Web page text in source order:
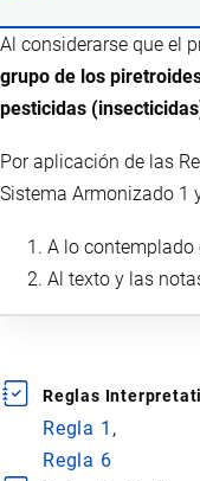
Al considerarse que el
grupo de los
pesticidas
Por aplicación de las
Sistema Armonizado 1
A lo contemplado
Al texto y las
Reglas
Regla 1
Regla 6